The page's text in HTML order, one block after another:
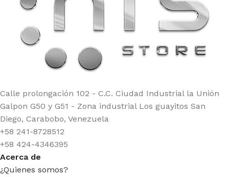
Calle prolongación 102 - C.C. Ciudad Industrial la Unión
Galpon G50 y G51 - Zona industrial Los guayitos San
Diego, Carabobo, Venezuela
+58 241-8728512
+58 424-4346395
Acerca de
¿Quienes somos?